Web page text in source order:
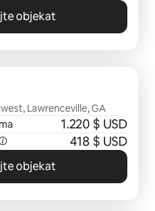
objekat
Lawrenceville, GA
1.220 $ USD
418 $ USD
objekat